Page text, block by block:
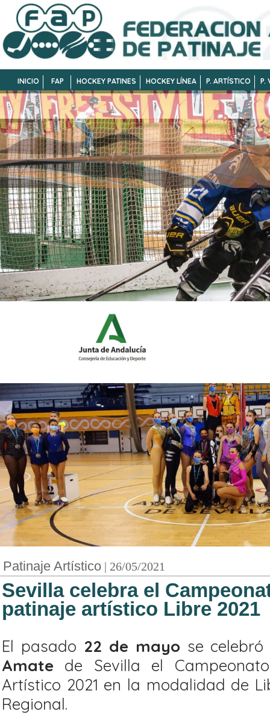
INICIO FAP HOCKEY PATINES HOCKEY LÍNEA P. ARTÍSTICO P.
Patinaje Artístico | 26/05/2021
Sevilla celebra el
patinaje artístico Libre 2021
El pasado 22 de mayo se
Amate de Sevilla el
Artístico 2021 en la modalidad de
Regional.